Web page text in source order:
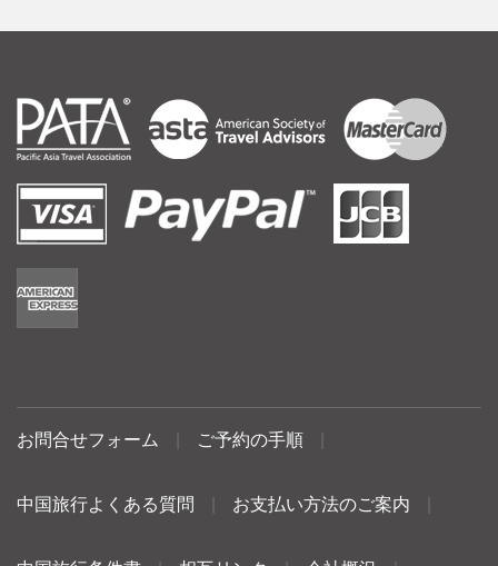
お問合せフォーム ご予約の手順
中国旅行よくある質問 お支払い方法のご案内